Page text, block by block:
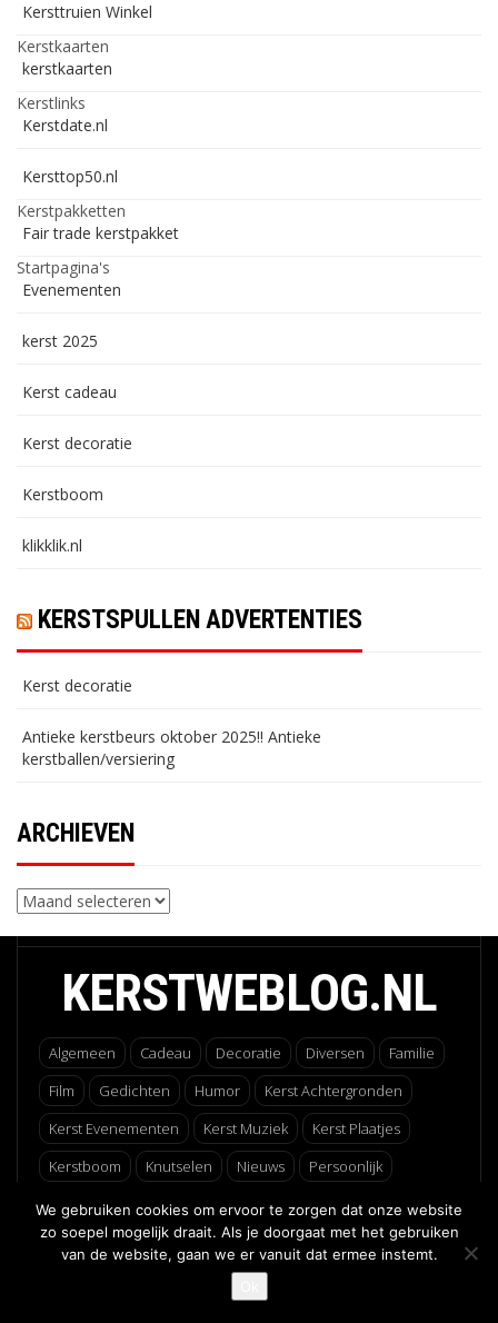
Kersttruien Winkel
Kerstkaarten
kerstkaarten
Kerstlinks
Kerstdate.nl
Kersttop50.nl
Kerstpakketten
Fair trade kerstpakket
Startpagina's
Evenementen
kerst 2025
Kerst cadeau
Kerst decoratie
Kerstboom
klikklik.nl
KERSTSPULLEN ADVERTENTIES
Kerst decoratie
Antieke kerstbeurs oktober 2025!! Antieke
kerstballen/versiering
ARCHIEVEN
Archieven
KERSTWEBLOG.NL
Algemeen Cadeau Decoratie Diversen
Familie
Film
Gedichten Humor
Kerst Achtergronden
Kerst Evenementen
Kerst Muziek
Kerst Plaatjes
Kerstboom
Knutselen Nieuws
Persoonlijk
Recepten
Uncategorized Verhalen
We gebruiken cookies om ervoor te zorgen dat onze website
zo soepel mogelijk draait. Als je doorgaat met het gebruiken
van de website, gaan we er vanuit dat ermee instemt.